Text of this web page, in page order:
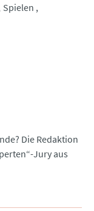
Spielen
Die Redaktion
Jury aus